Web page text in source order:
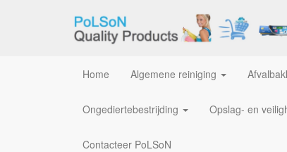
Home Algemene reiniging
Ongediertebestrijding Opslag- en
Contacteer PoLSoN